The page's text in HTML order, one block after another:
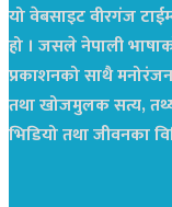
यो वेबसाइट वीरगंज
हो । जसले नेपाली भाषाको
प्रकाशनको साथै
तथा खोजमुलक सत्य, तथ्य
भिडियो तथा जीवनका